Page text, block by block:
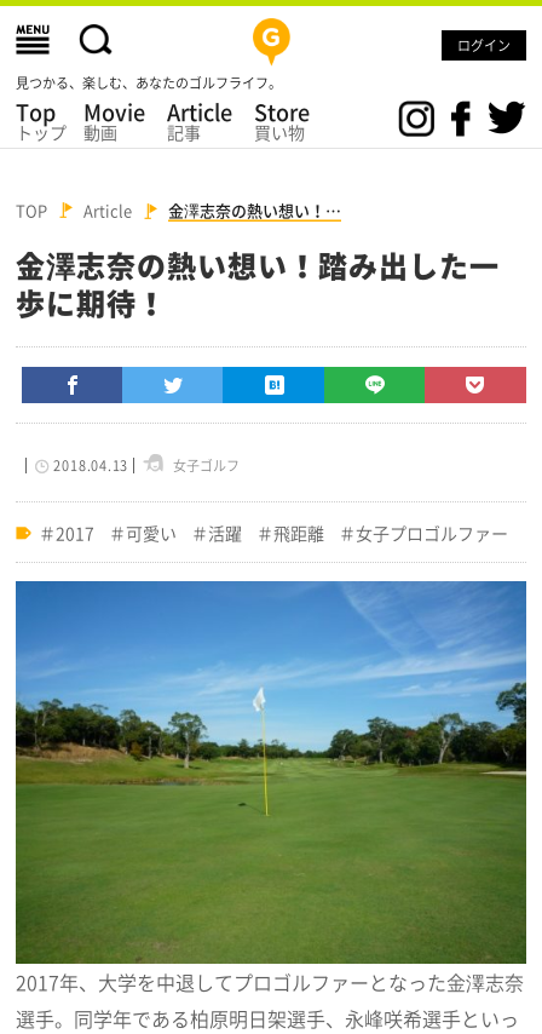
ログイン
見つかる、楽しむ、あなたのゴルフライフ。
Top
トップ
Movie
動画
Article
記事
Store
買い物
TOP Article 金澤志奈の熱い想い！…
金澤志奈の熱い想い！踏み出した一
歩に期待！
2018.04.13 女子ゴルフ
2017 可愛い 活躍 飛距離 女子プロゴルファー
2017年、大学を中退してプロゴルファーとなった金澤志奈
選手。同学年である柏原明日架選手、永峰咲希選手といっ